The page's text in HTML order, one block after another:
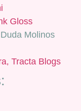
Gloss
Molinos
Tracta Blogs